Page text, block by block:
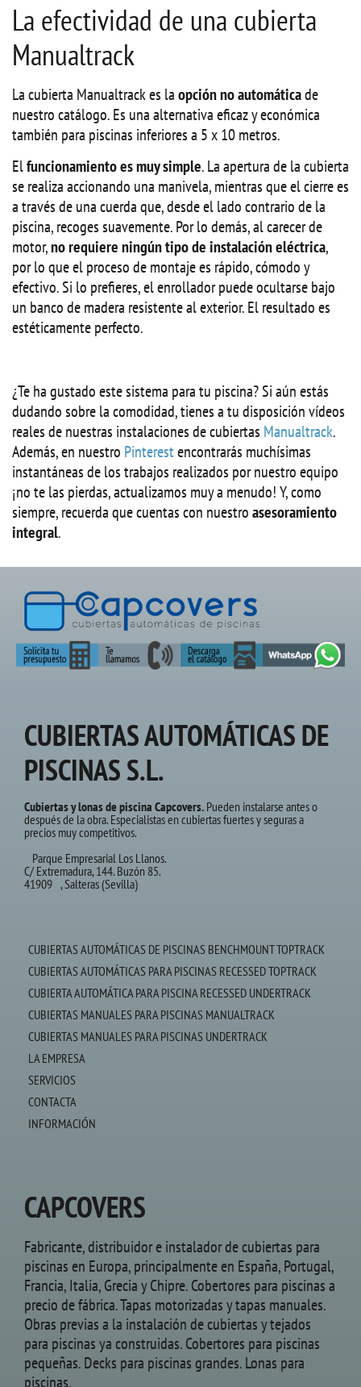
La efectividad de una cubierta
Manualtrack
La cubierta Manualtrack es laopción no automáticade
nuestro catálogo. Es una alternativa eficaz y económica
también para piscinas inferiores a 5 x 10 metros.
Elfuncionamiento es muy simple. La apertura de la cubierta
se realiza accionando una manivela, mientras que el cierre es
a través de una cuerda que, desde el lado contrario de la
piscina, recoges suavemente. Por lo demás, al carecer de
motor,no requiere ningún tipo de instalación eléctrica,
por lo que el proceso de montaje es rápido, cómodo y
efectivo. Si lo prefieres, el enrollador puede ocultarse bajo
un banco de madera resistente al exterior. El resultado es
estéticamente perfecto.
¿Te ha gustado este sistema para tu piscina? Si aún estás
dudando sobre la comodidad, tienes a tu disposición vídeos
reales de nuestras instalaciones de cubiertas Manualtrack.
Además, en nuestro Pinterestencontrarás muchísimas
instantáneas de los trabajos realizados por nuestro equipo
¡no te las pierdas, actualizamos muy a menudo! Y, como
siempre, recuerda que cuentas con nuestroasesoramiento
integral.
CUBIERTAS AUTOMÁTICAS DE
PISCINAS S.L.
Cubiertas y lonas de piscina Capcovers. Pueden instalarse antes o
después de la obra. Especialistas en cubiertas fuertes y seguras a
precios muy competitivos.
Parque Empresarial Los Llanos.
C/ Extremadura, 144. Buzón 85.
41909 , Salteras (Sevilla)
CUBIERTAS AUTOMÁTICAS DE PISCINAS BENCHMOUNT TOPTRACK
CUBIERTAS AUTOMÁTICAS PARA PISCINAS RECESSED TOPTRACK
CUBIERTA AUTOMÁTICA PARA PISCINA RECESSED UNDERTRACK
CUBIERTAS MANUALES PARA PISCINAS MANUALTRACK
CUBIERTAS MANUALES PARA PISCINAS UNDERTRACK
LA EMPRESA
SERVICIOS
CONTACTA
INFORMACIÓN
CAPCOVERS
Fabricante, distribuidor e instalador de cubiertas para
piscinas en Europa, principalmente en España, Portugal,
Francia, Italia, Grecia y Chipre. Cobertores para piscinas a
precio de fábrica. Tapas motorizadas y tapas manuales.
Obras previas a la instalación de cubiertas y tejados
para piscinas ya construidas. Cobertores para piscinas
pequeñas. Decks para piscinas grandes. Lonas para
piscinas.